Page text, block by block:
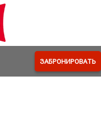
ЗАБРОНИРОВАТЬ